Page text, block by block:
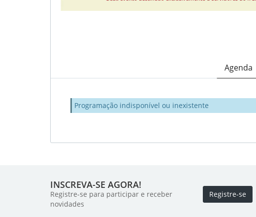
Agenda
Programação indisponível ou inexistente
INSCREVA-SE AGORA!
Registre-se para participar e receber
novidades
Registre-se